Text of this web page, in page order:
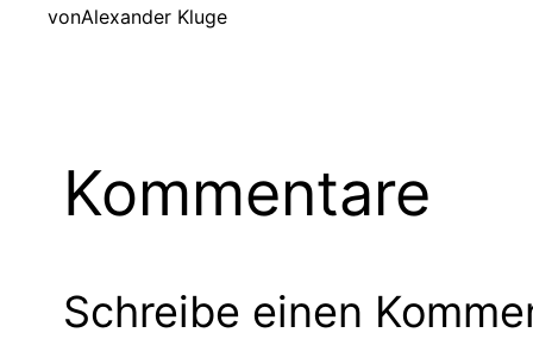
vonAlexander Kluge
Kommentare
Schreibe einen